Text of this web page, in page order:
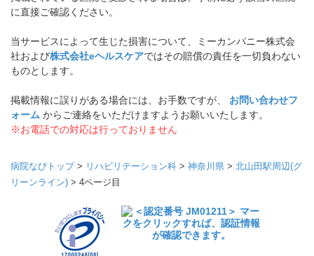
に直接ご確認ください。
当サービスによって生じた損害について、ミーカンパニー株式会
社および株式会社eヘルスケアではその賠償の責任を一切負わない
ものとします。
掲載情報に誤りがある場合には、お手数ですが、 お問い合わせフ
ォーム からご連絡をいただけますようお願いいたします。
※お電話での対応は行っておりません
病院なびトップ> リハビリテーション科 > 神奈川県 > 北山田駅周辺(グ
リーンライン) > 4ページ目